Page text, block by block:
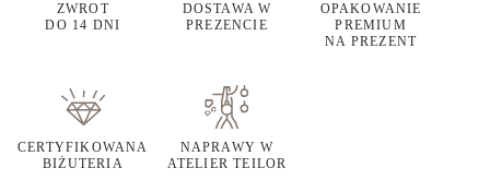
ZWROT
DO 14 DNI
DOSTAWA W
PREZENCIE
OPAKOWANIE
PREMIUM
NA PREZENT
CERTYFIKOWANA
BIŻUTERIA
NAPRAWY W
ATELIER TEILOR